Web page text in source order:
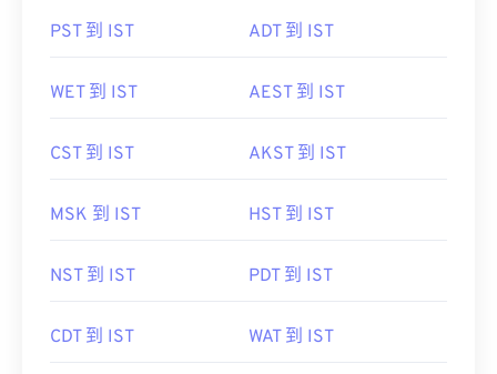
PST 到 IST ADT 到 IST
WET 到 IST AEST 到 IST
CST 到 IST AKST 到 IST
MSK 到 IST HST 到 IST
NST 到 IST PDT 到 IST
CDT 到 IST WAT 到 IST